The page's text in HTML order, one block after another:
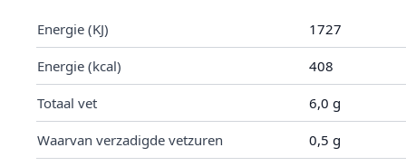
Energie (KJ) 1727
Energie (kcal) 408
Totaal vet 6,0 g
Waarvan verzadigde vetzuren 0,5 g